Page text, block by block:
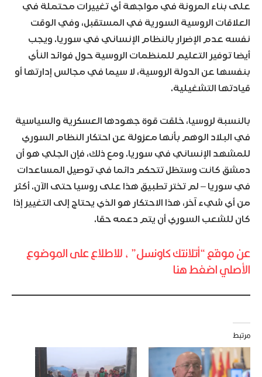
على بناء المرونة في مواجهة أي تغييرات محتملة في
العلاقات الروسية السورية في المستقبل، وفي الوقت
نفسه عدم الإضرار بالنظام الإنساني في سوريا. ويجب
أيضا توفير التعليم للمنظمات الروسية حول فوائد النأي
بنفسها عن الدولة الروسية، لا سيما في مجالس إدارتها أو
قيادتها التشغيلية.
بالنسبة لروسيا، خلقت قوة جهودها العسكرية والسياسية
في البلاد الوهم بأنها معزولة عن احتكار النظام السوري
للمشهد الإنساني في سوريا. ومع ذلك، فإن الجلي هو أن
دمشق كانت وستظل تتحكم دائما في توصيل المساعدات
في سوريا – لم تختر تطبيق هذا على روسيا حتى الآن. أكثر
من أي شيء آخر، هذا الاحتكار هو الذي يحتاج إلى التغيير إذا
كان للشعب السوري أن يتم دعمه حقا.
عن موقع “أتلانتك كاونسل” ، للاطلاع على الموضوع
الأصلي اضغط هنا
مرتبط